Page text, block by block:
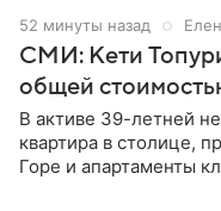
52 минуты назад
СМИ: Кети
общей
В активе 39-летней
квартира в столице,
Горе и апартаменты